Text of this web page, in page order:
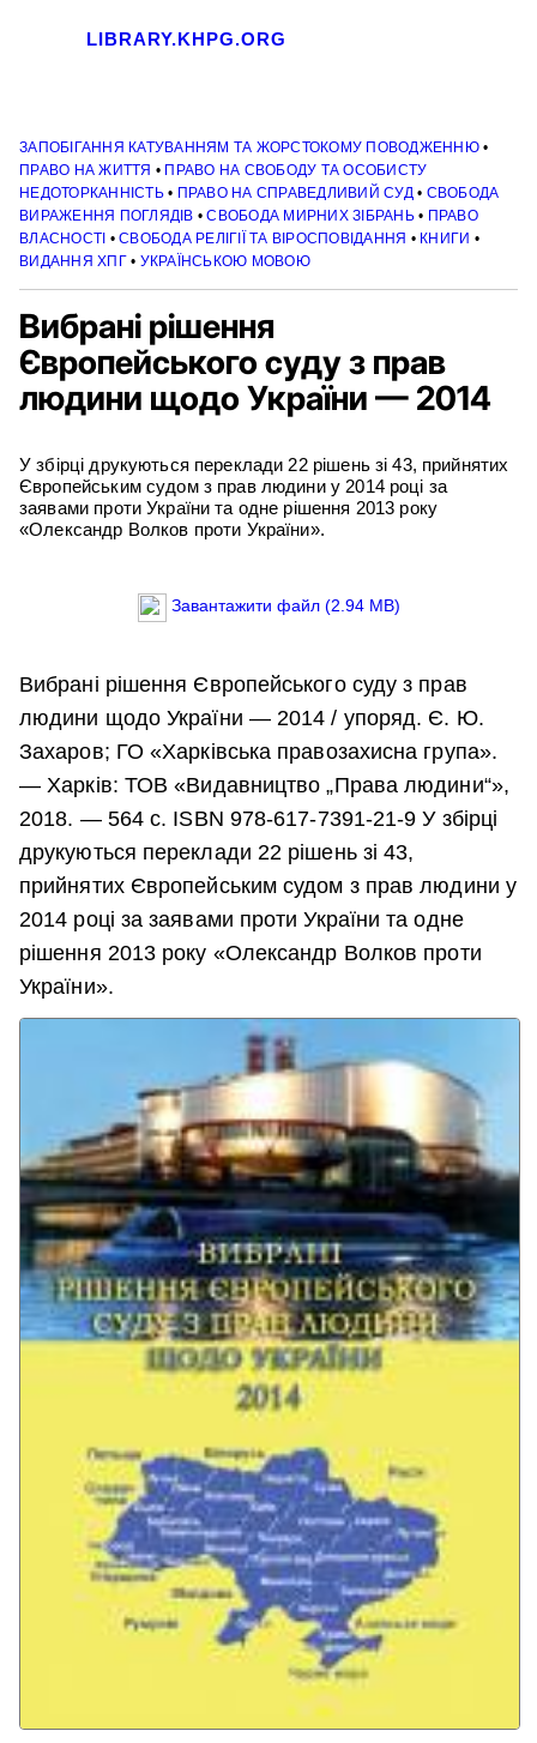
LIBRARY.KHPG.ORG
ЗАПОБІГАННЯ КАТУВАННЯМ ТА ЖОРСТОКОМУ ПОВОДЖЕННЮ•
ПРАВО НА ЖИТТЯ • ПРАВО НА СВОБОДУ ТА ОСОБИСТУ
НЕДОТОРКАННІСТЬ• ПРАВО НА СПРАВЕДЛИВИЙ СУД• СВОБОДА
ВИРАЖЕННЯ ПОГЛЯДІВ •СВОБОДА МИРНИХ ЗІБРАНЬ• ПРАВО
ВЛАСНОСТІ • СВОБОДА РЕЛІГІЇ ТА ВІРОСПОВІДАННЯ • КНИГИ •
ВИДАННЯ ХПГ• УКРАЇНСЬКОЮ МОВОЮ
Вибрані рішення
Європейського суду з прав
людини щодо України — 2014
У збірці друкуються переклади 22 рішень зі 43, прийнятих
Європейським судом з прав людини у 2014 році за
заявами проти України та одне рішення 2013 року
«Олександр Волков проти України».
Завантажити файл (2.94 MB)
Вибрані рішення Європейського суду з прав
людини щодо України — 2014 / упоряд. Є. Ю.
Захаров; ГО «Харківська правозахисна група».
— Харків: ТОВ «Видавництво „Права людини“»,
2018. — 564 с. ISBN 978-617-7391-21-9 У збірці
друкуються переклади 22 рішень зі 43,
прийнятих Європейським судом з прав людини у
2014 році за заявами проти України та одне
рішення 2013 року «Олександр Волков проти
України».